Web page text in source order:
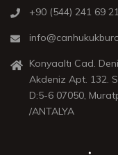
+90 (544) 241 69 21
Konyaaltı Cad.
Akdeniz Apt. 132.
D:5-6 07050,
/ANTALYA